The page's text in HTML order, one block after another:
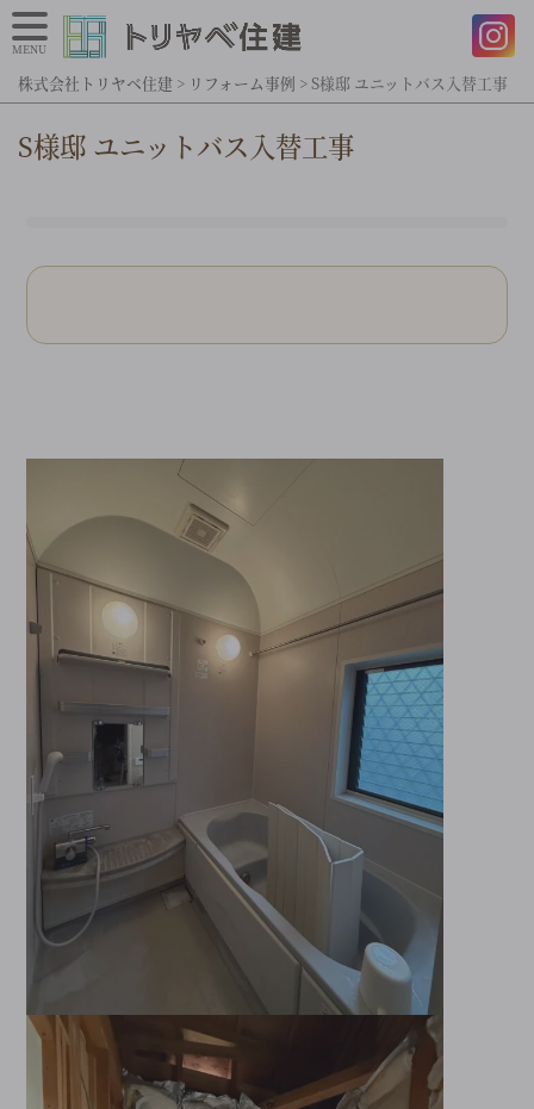
株式会社トリヤベ住建 > リフォーム事例 >S様邸 ユニットバス入替工事
S様邸 ユニットバス入替工事
MENU